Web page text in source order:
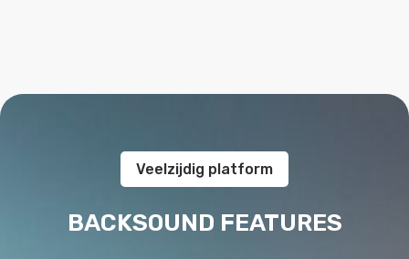
Veelzijdig platform
BACKSOUND FEATURES